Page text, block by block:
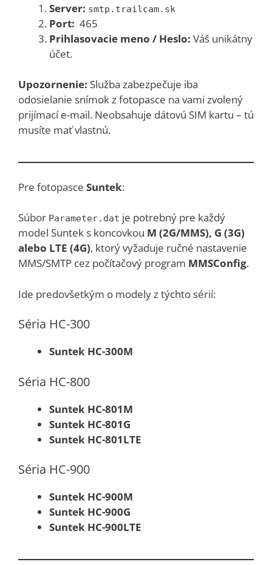
Server: smtp.trailcam.sk
Port: 465
Prihlasovacie meno / Heslo: Váš unikátny
účet.
Upozornenie: Služba zabezpečuje iba
odosielanie snímok z fotopasce na vami zvolený
prijímací e-mail. Neobsahuje dátovú SIM kartu – tú
musíte mať vlastnú.
Pre fotopasce Suntek:
Súbor Parameter.dat je potrebný pre každý
model Suntek s koncovkou M (2G/MMS), G (3G)
alebo LTE (4G), ktorý vyžaduje ručné nastavenie
MMS/SMTP cez počítačový program MMSConfig.
Ide predovšetkým o modely z týchto sérií:
Séria HC-300
Suntek HC-300M
Séria HC-800
Suntek HC-801M
Suntek HC-801G
Suntek HC-801LTE
Séria HC-900
Suntek HC-900M
Suntek HC-900G
Suntek HC-900LTE